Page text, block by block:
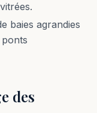
baies agrandies
des